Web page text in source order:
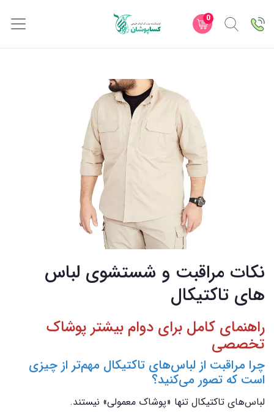
0
نکات مراقبت و شستشوی لباس
های تاکتیکال
راهنمای کامل برای دوام بیشتر پوشاک
تخصصی
چرا مراقبت از لباس‌های تاکتیکال مهم‌تر از چیزی
است که تصور می‌کنید؟
لباس‌های تاکتیکال تنها «پوشاک معمولی» نیستند.